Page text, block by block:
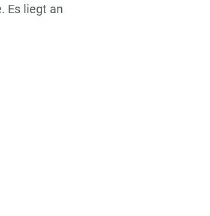
Es liegt an